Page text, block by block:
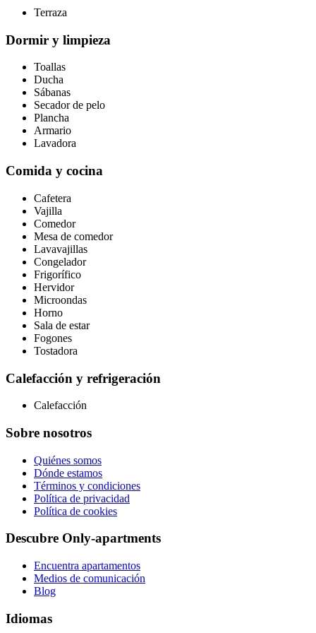
Terraza
Dormir y limpieza
Toallas
Ducha
Sábanas
Secador de pelo
Plancha
Armario
Lavadora
Comida y cocina
Cafetera
Vajilla
Comedor
Mesa de comedor
Lavavajillas
Congelador
Frigorífico
Hervidor
Microondas
Horno
Sala de estar
Fogones
Tostadora
Calefacción y refrigeración
Calefacción
Sobre nosotros
Quiénes somos
Dónde estamos
Términos y condiciones
Política de privacidad
Política de cookies
Descubre Only-apartments
Encuentra apartamentos
Medios de comunicación
Blog
Idiomas